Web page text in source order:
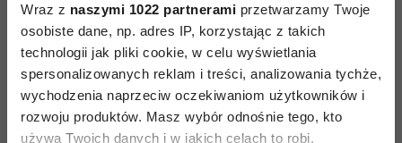
Wraz z naszymi 1022 partnerami przetwarzamy Twoje
osobiste dane, np. adres IP, korzystając z takich
technologii jak pliki cookie, w celu wyświetlania
spersonalizowanych reklam i treści, analizowania tychże,
wychodzenia naprzeciw oczekiwaniom użytkowników i
rozwoju produktów. Masz wybór odnośnie tego, kto
używa Twoich danych i w jakich celach to robi.